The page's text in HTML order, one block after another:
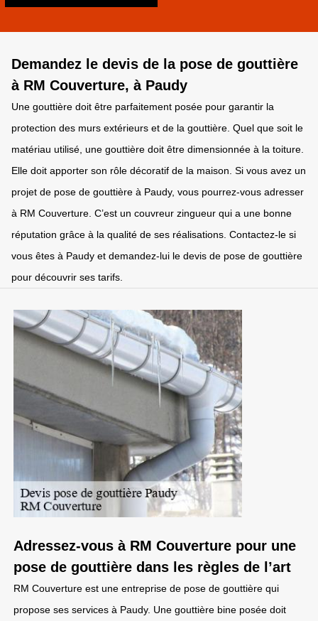
Demandez le devis de la pose de gouttière
à RM Couverture, à Paudy
Une gouttière doit être parfaitement posée pour garantir la
protection des murs extérieurs et de la gouttière. Quel que soit le
matériau utilisé, une gouttière doit être dimensionnée à la toiture.
Elle doit apporter son rôle décoratif de la maison. Si vous avez un
projet de pose de gouttière à Paudy, vous pourrez-vous adresser
à RM Couverture. C’est un couvreur zingueur qui a une bonne
réputation grâce à la qualité de ses réalisations. Contactez-le si
vous êtes à Paudy et demandez-lui le devis de pose de gouttière
pour découvrir ses tarifs.
Adressez-vous à RM Couverture pour une
pose de gouttière dans les règles de l’art
RM Couverture est une entreprise de pose de gouttière qui
propose ses services à Paudy. Une gouttière bine posée doit